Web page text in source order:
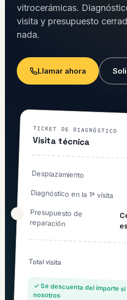
vitrocerámicas.
visita y presupuesto
nada.
Llamar ahora
TICKET DE DIAGNÓSTICO
Visita técnica
Desplazamiento
Diagnóstico en la 1ª visita
Presupuesto de
reparación
Total visita
✓ Se descuenta del importe
nosotros